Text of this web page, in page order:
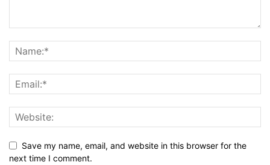
Save my name, email, and website in this browser for the
next time I comment.